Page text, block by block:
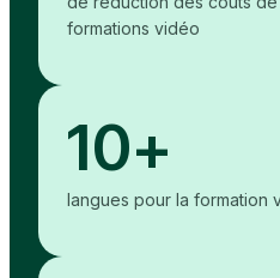
formations vidéo
10+
langues pour la formation